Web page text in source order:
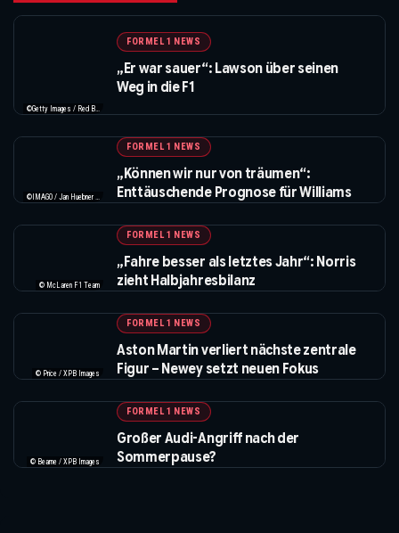
FORMEL 1 NEWS
„Er war sauer“: Lawson über seinen
Weg in die F1
FORMEL 1 NEWS
„Können wir nur von träumen“:
Enttäuschende Prognose für Williams
© McLaren F1 Team
FORMEL 1 NEWS
„Fahre besser als letztes Jahr“: Norris
zieht Halbjahresbilanz
© Price / XPB Images
FORMEL 1 NEWS
Aston Martin verliert nächste zentrale
Figur – Newey setzt neuen Fokus
© Bearne / XPB Images
FORMEL 1 NEWS
Großer Audi-Angriff nach der
Sommerpause?